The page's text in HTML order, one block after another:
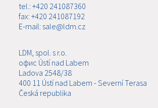
tel.: +420 241087360
fax: +420 241087192
E-mail: sale@ldm.cz
LDM, spol. s r.o.
офис Ústí nad Labem
Ladova 2548/38
400 11 Ústí nad Labem - Severní Terasa
Česká republika